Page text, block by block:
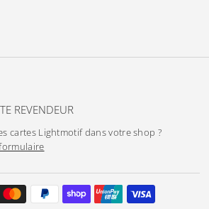
REVENDEUR
cartes Lightmotif dans votre shop ?